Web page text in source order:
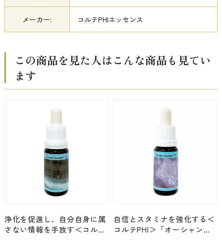
メーカー: コルテPHIエッセンス
この商品を見た人はこんな商品も見てい
ます
浄化を促進し、自分自身に属
さない情報を手放す＜コルテ
自信とスタミナを強化する＜
コルテPHI＞「オーシャンエ